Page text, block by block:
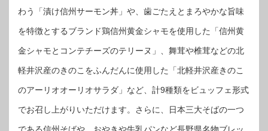
わう「漬け信州サーモン丼」や、歯ごたえとまろやかな旨味
を特徴とするブランド鶏信州黄金シャモを使用した「信州黄
金シャモとコンテチーズのテリーヌ」、舞茸や椎茸などの北
軽井沢産のきのこをふんだんに使用した「北軽井沢産きのこ
のアーリオオーリオサラダ」など、計9種類をビュッフェ形式
でお召し上がりいただけます。さらに、日本三大そばの一つ